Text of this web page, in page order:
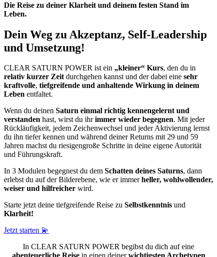
Die Reise zu deiner Klarheit und deinem festen Stand im
Leben.
Dein Weg zu Akzeptanz, Self-Leadership
und Umsetzung!
CLEAR SATURN POWER ist ein „kleiner“ Kurs, den du in
relativ kurzer Zeitdurchgehen kannst und der dabei eine sehr
kraftvolle, tiefgreifende und anhaltende Wirkung in deinem
Leben entfaltet.
Wenn du deinen Saturn einmal richtig kennengelernt und
verstanden hast, wirst du ihrimmer wieder begegnen. Mit jeder
Rückläufigkeit, jedem Zeichenwechsel und jeder Aktivierung lernst
du ihn tiefer kennen und während deiner Returns mit 29 und 59
Jahren machst du riesigengroße Schritte in deine eigene Autorität
und Führungskraft.
In 3 Modulen begegnest du dem Schatten deines Saturns, dann
erlebst du auf der Bilderebene, wie er immerheller, wohlwollender,
weiser und hilfreicher wird.
Starte jetzt deine tiefgreifende Reise zu Selbstkenntnis und
Klarheit!
Jetzt starten 💫
In CLEAR SATURN POWER begibst du dich auf eine